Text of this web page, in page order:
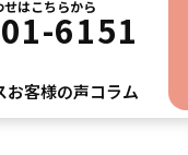
はこちらから
6151
お客様の声コラム